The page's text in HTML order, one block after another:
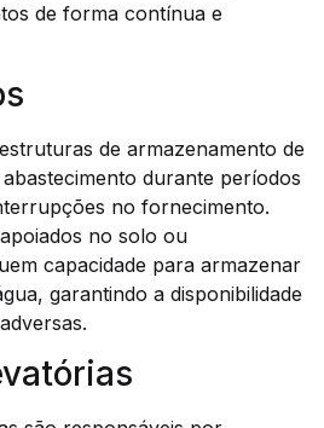
de forma contínua e
de armazenamento de
durante períodos
no fornecimento.
no solo ou
capacidade para armazenar
garantindo a disponibilidade